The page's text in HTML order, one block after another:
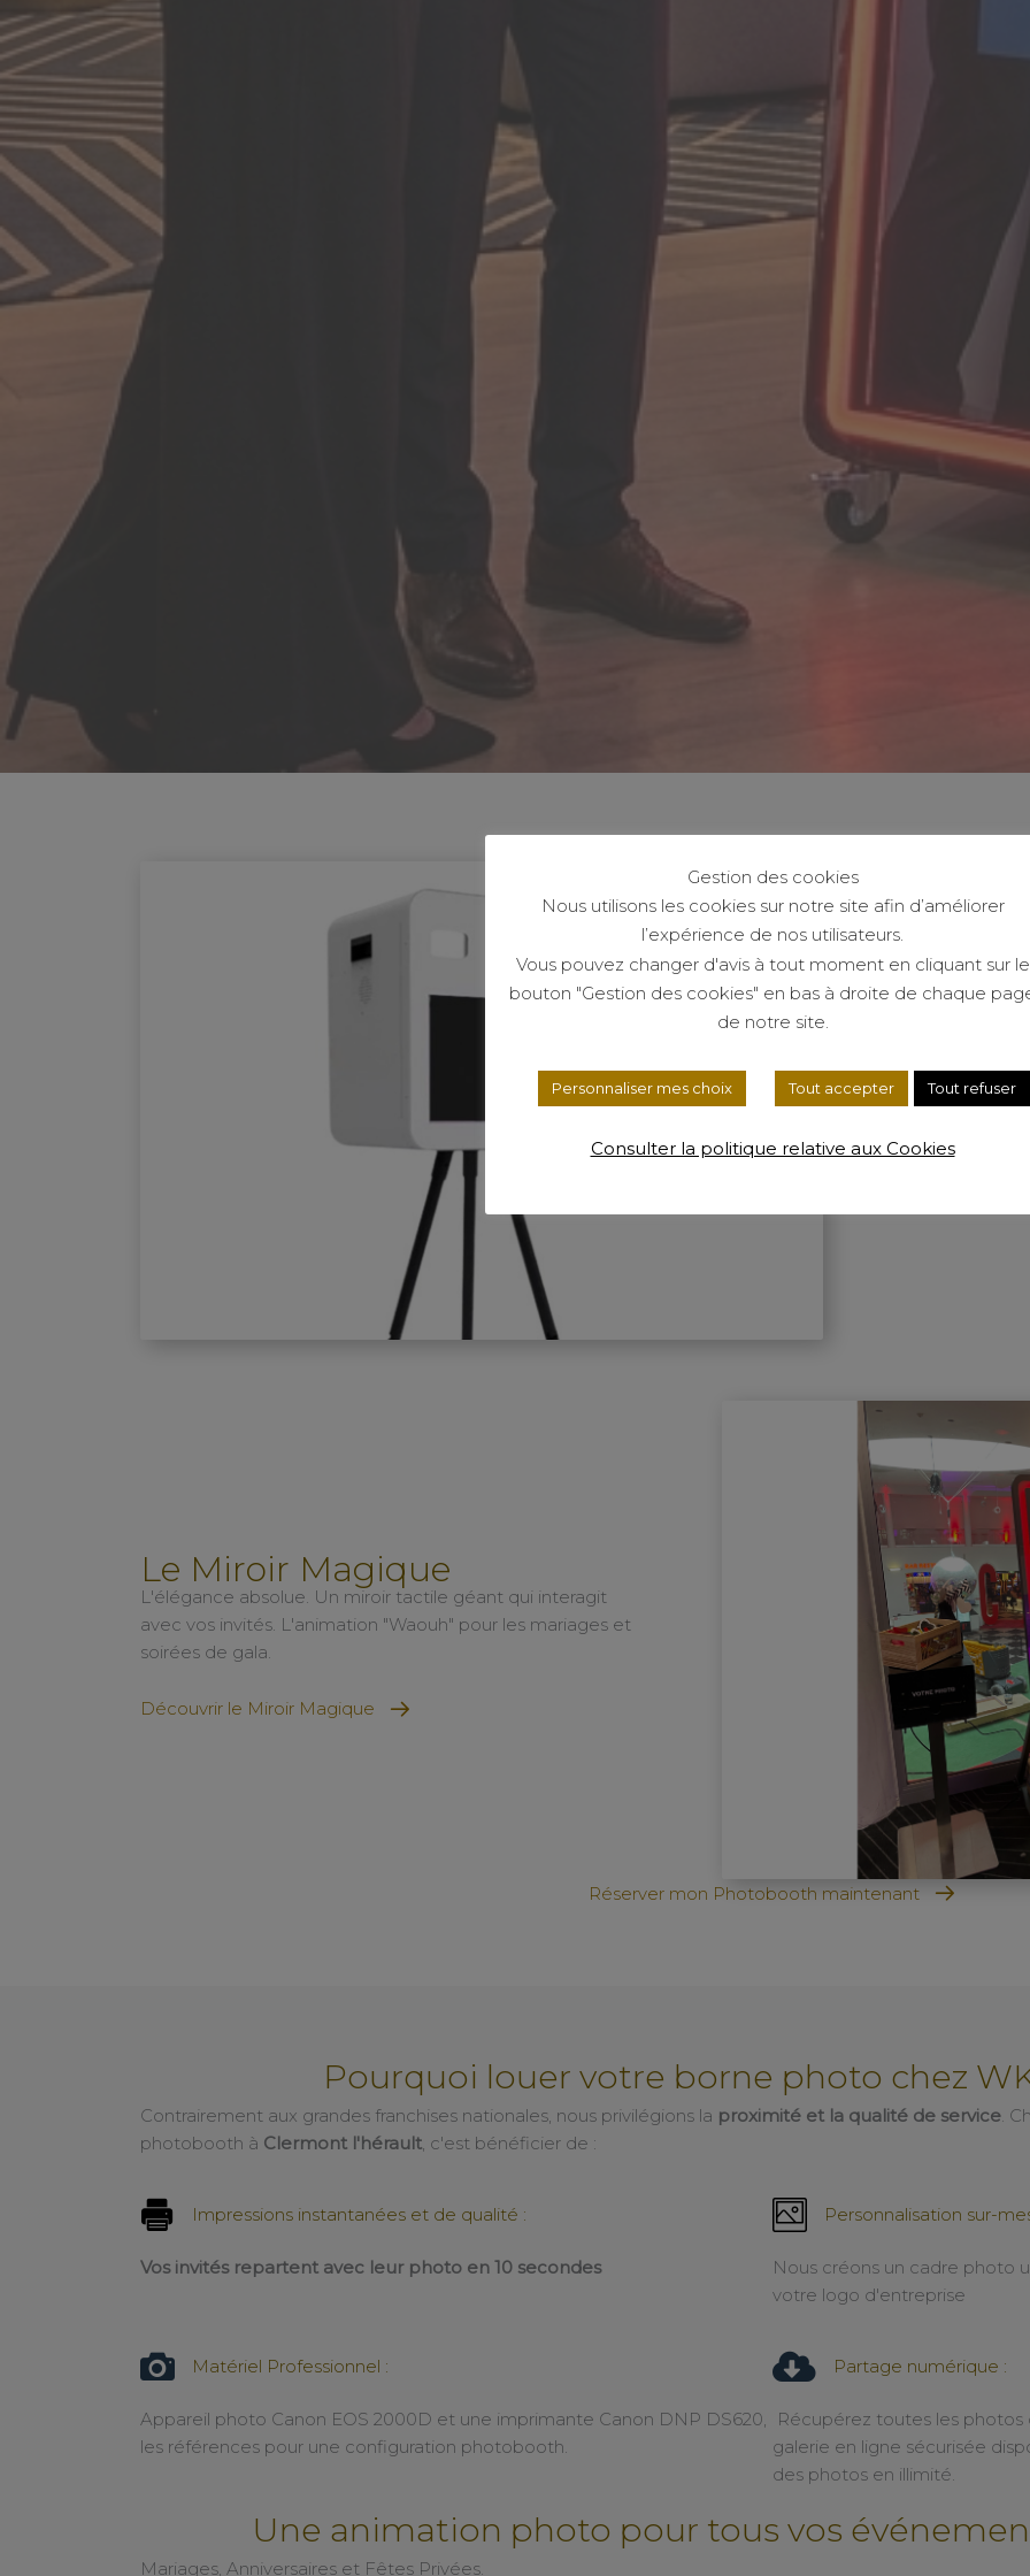
Moderne,
Découvrir la
Le Miroir Magique
L'élégance absolue. Un miroir tactile géant qui interagit
avec vos invités. L'animation "Waouh" pour les mariages et
soirées de gala.
Découvrir le Miroir Magique
Réserver mon Photobooth maintenant
Pourquoi louer votre borne photo chez
Contrairement aux grandes franchises nationales, nous privilégions la proximité et la qualité de service.
photobooth à Clermont l'hérault, c'est bénéficier de :
Impressions instantanées et de qualité :
Vos invités repartent avec leur photo en 10 secondes
Personnalisation sur-
Nous créons un cadre photo
votre logo d'entreprise
Matériel Professionnel :
Matériel Professionnel :
Appareil photo Canon EOS 2000D et une imprimante Canon DNP DS620,
les références pour une configuration photobooth.
Partage numérique :
Récupérez toutes les photos
galerie en ligne sécurisée
des photos en illimité.
Une animation photo pour tous vos
Mariages, Anniversaires et Fêtes Privées.
Gestion des cookies
Nous utilisons les cookies sur notre site afin d’améliorer
l’expérience de nos utilisateurs.
Vous pouvez changer d'avis à tout moment en cliquant sur le
bouton "Gestion des cookies" en bas à droite de chaque
de notre site.
Personnaliser mes choix Tout accepter Tout refuser
Consulter la politique relative aux Cookies